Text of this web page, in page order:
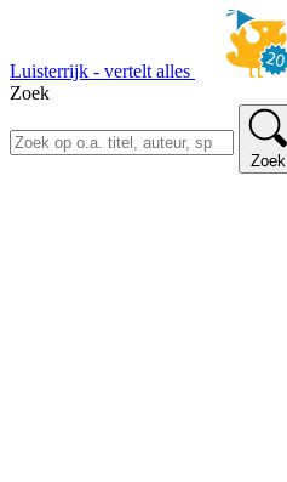
Luisterrijk - vertelt alles
Zoek
Zoek